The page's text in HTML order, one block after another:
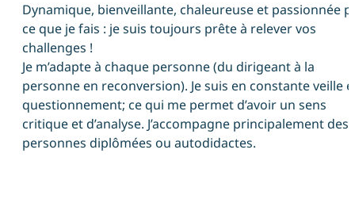
Dynamique, bienveillante, chaleureuse et passionnée
ce que je fais : je suis toujours prête à relever vos
challenges !
Je m’adapte à chaque personne (du dirigeant à la
personne en reconversion). Je suis en constante veille
questionnement; ce qui me permet d’avoir un sens
critique et d’analyse. J’accompagne principalement des
personnes diplômées ou autodidactes.